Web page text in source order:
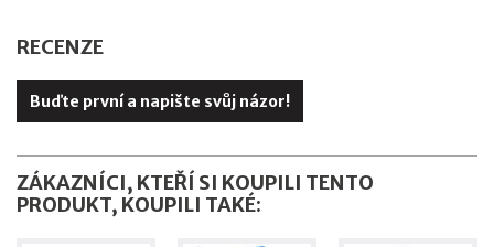
RECENZE
Buďte první a napište svůj názor!
ZÁKAZNÍCI, KTEŘÍ SI KOUPILI TENTO
PRODUKT, KOUPILI TAKÉ: